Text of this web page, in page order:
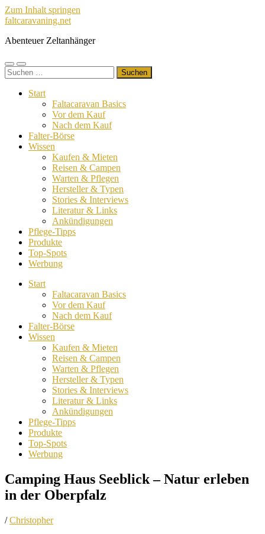
Zum Inhalt springen
faltcaravaning.net
Abenteuer Zeltanhänger
Mobile-
Menü
Suchfeld
ein-/ausblenden
Suchen
nach:
Start
Faltacaravan Basics
Vor dem Kauf
Nach dem Kauf
Falter-Börse
Wissen
Kaufen & Mieten
Reisen & Campen
Warten & Pflegen
Hersteller & Typen
Stories & Interviews
Literatur & Links
Ankündigungen
Pflege-Tipps
Produkte
Top-Spots
Werbung
Start
Faltacaravan Basics
Vor dem Kauf
Nach dem Kauf
Falter-Börse
Wissen
Kaufen & Mieten
Reisen & Campen
Warten & Pflegen
Hersteller & Typen
Stories & Interviews
Literatur & Links
Ankündigungen
Pflege-Tipps
Produkte
Top-Spots
Werbung
Camping Haus Seeblick – Natur erleben
in der Oberpfalz
/Christopher